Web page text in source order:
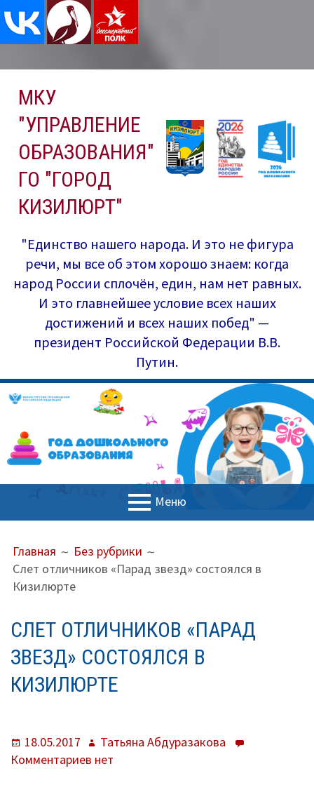
содержимому
МКУ
"УПРАВЛЕНИЕ
ОБРАЗОВАНИЯ"
ГО "ГОРОД
КИЗИЛЮРТ"
"Единство нашего народа. И это не фигура
речи, мы все об этом хорошо знаем: когда
народ России сплочён, един, нам нет равных.
И это главнейшее условие всех наших
достижений и всех наших побед" —
президент Российской Федерации В.В.
Путин.
Меню
МЕНЮ
Управление образования
О нас
Система образования
Документы
НА
САЙТЕ
КРОШКИ)
Главная
Без рубрики
Слет отличников «Парад звезд» состоялся в
Кизилюрте
СЛЕТ ОТЛИЧНИКОВ «ПАРАД
ЗВЕЗД» СОСТОЯЛСЯ В
КИЗИЛЮРТЕ
Опубликовано
18.05.2017 Автор
Татьяна Абдуразакова
Комментариев кнет